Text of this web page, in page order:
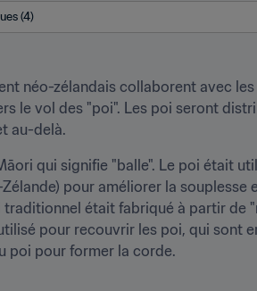
(4)
néo-zélandais collaborent avec
le vol des "poi". Les poi seront
au-delà.
qui signifie "balle". Le poi était
pour améliorer la
était fabriqué à partir de
pour recouvrir les poi, qui sont
poi pour former la corde.